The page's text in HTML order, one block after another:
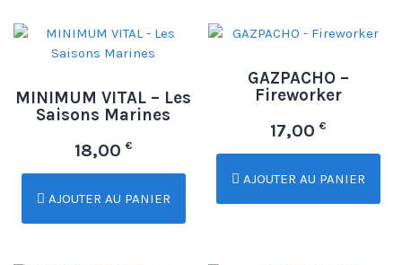
MINIMUM VITAL – Les
Saisons Marines
18,00 €
AJOUTER AU PANIER
GAZPACHO –
Fireworker
17,00€
AJOUTER AU PANIER